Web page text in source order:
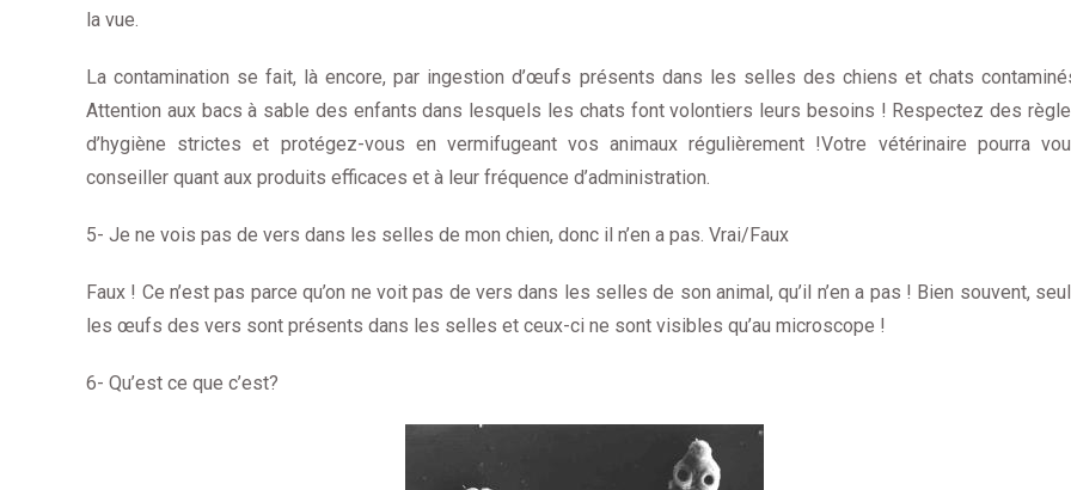
la vue.
La contamination se fait, là encore, par ingestion d’œufs présents dans les selles des chiens et chats
Attention aux bacs à sable des enfants dans lesquels les chats font volontiers leurs besoins ! Respectez des
d’hygiène strictes et protégez-vous en vermifugeant vos animaux régulièrement !Votre vétérinaire pourra
conseiller quant aux produits efficaces et à leur fréquence d’administration.
5- Je ne vois pas de vers dans les selles de mon chien, donc il n’en a pas. Vrai/Faux
Faux ! Ce n’est pas parce qu’on ne voit pas de vers dans les selles de son animal, qu’il n’en a pas ! Bien souvent,
les œufs des vers sont présents dans les selles et ceux-ci ne sont visibles qu’au microscope !
6- Qu’est ce que c’est?